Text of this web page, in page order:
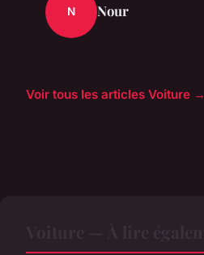
N Nour
Voir tous les articles Voiture →